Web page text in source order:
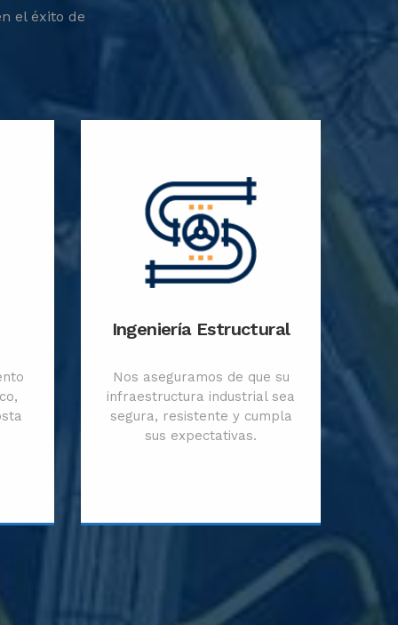
el éxito de
Ingeniería Estructural
Nos aseguramos de que su
infraestructura industrial sea
segura, resistente y cumpla
sus expectativas.